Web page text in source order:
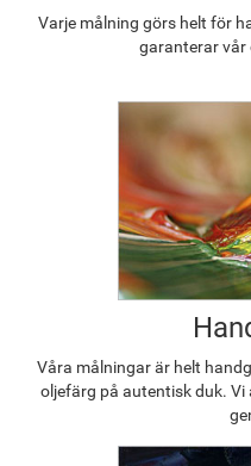
Varje målning görs helt för
garanterar vår
Våra målningar är helt
oljefärg på autentisk duk.